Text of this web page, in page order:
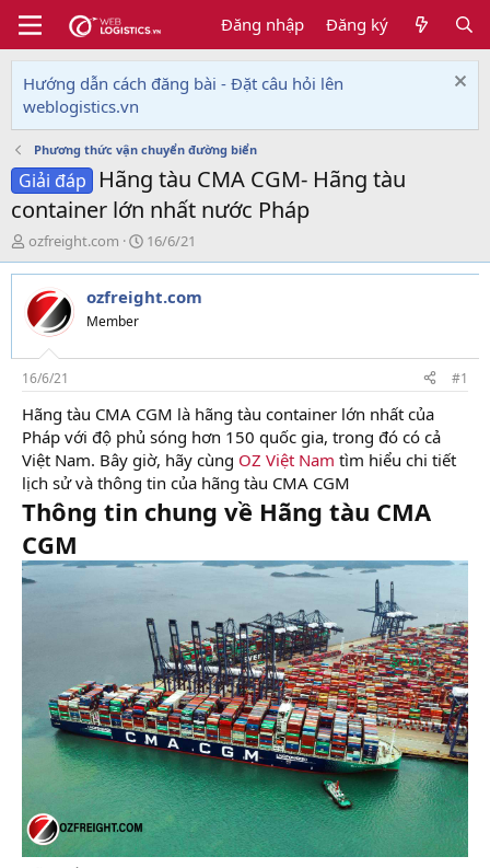
Đăng nhập Đăng ký
Hướng dẫn cách đăng bài - Đặt câu hỏi lên
weblogistics.vn
Phương thức vận chuyển đường biển
Giải đáp
Hãng tàu CMA CGM- Hãng tàu
container lớn nhất nước Pháp
T
h
r
e
a
d
s
t
a
r
t
e
r
ozfreight.com
N
g
à
y
i
16/6/21
ozfreight.com
Member
16/6/21 #1
Hãng tàu CMA CGM là hãng tàu container lớn nhất của
Pháp với độ phủ sóng hơn 150 quốc gia, trong đó có cả
Việt Nam. Bây giờ, hãy cùng OZ Việt Nam tìm hiểu chi tiết
lịch sử và thông tin của hãng tàu CMA CGM
Thông tin chung về Hãng tàu CMA
CGM